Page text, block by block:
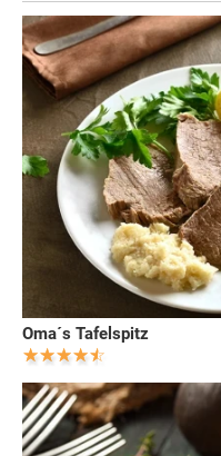
Oma´s Tafelspitz